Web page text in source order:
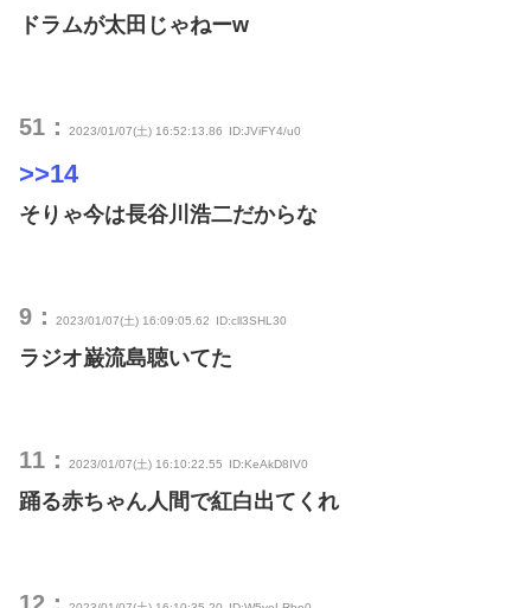
ドラムが太田じゃねーw
51： 2023/01/07(土) 16:52:13.86 ID:JViFY4/u0
>>14
そりゃ今は長谷川浩二だからな
9： 2023/01/07(土) 16:09:05.62 ID:cll3SHL30
ラジオ巌流島聴いてた
11： 2023/01/07(土) 16:10:22.55 ID:KeAkD8IV0
踊る赤ちゃん人間で紅白出てくれ